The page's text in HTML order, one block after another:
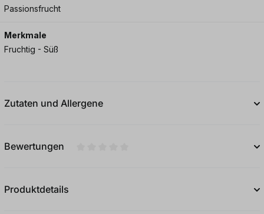
Passionsfrucht
Merkmale
Fruchtig - Süß
Zutaten und Allergene
Bewertungen
Produktdetails